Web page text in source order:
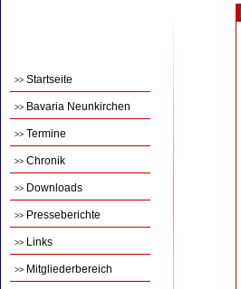
>> Startseite
>> Bavaria Neunkirchen
>> Termine
>> Chronik
>> Downloads
>> Presseberichte
>> Links
>> Mitgliederbereich